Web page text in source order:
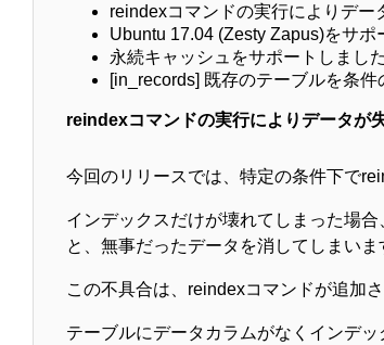
reindexコマンドの実行によりデー
Ubuntu 17.04 (Zesty Zapus)をサポ
永続キャッシュをサポートしました
[in_records] 既存のテーブルを条
reindexコマンドの実行によりデータが
今回のリリースでは、特定の条件下で
インデックスだけが壊れてしまった場
と、無事だったデータを消してしまいま
この不具合は、reindexコマンドが追加
テーブルにデータカラムがなくインデ